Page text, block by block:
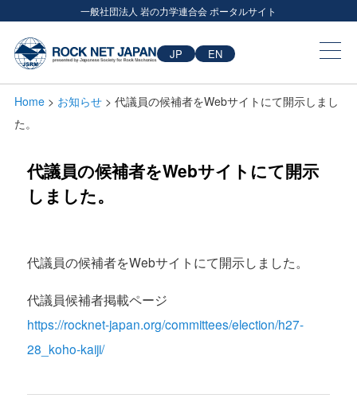
一般社団法人 岩の力学連合会 ポータルサイト
JP EN
Home > お知らせ > 代議員の候補者をWebサイトにて開示しまし
た。
代議員の候補者をWebサイトにて開示
しました。
代議員の候補者をWebサイトにて開示しました。
代議員候補者掲載ページ
https://rocknet-japan.org/committees/election/h27-
28_koho-kaiji/